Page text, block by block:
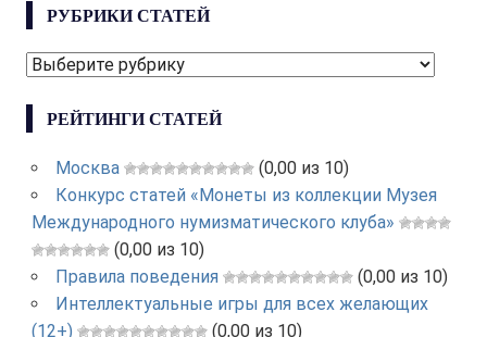
РУБРИКИ СТАТЕЙ
РУБРИКИ
РЕЙТИНГИ СТАТЕЙ
Москва
(0,00 из 10)
Конкурс статей «Монеты из коллекции Музея
Международного нумизматического клуба»
(0,00 из 10)
Правила поведения
(0,00 из 10)
Интеллектуальные игры для всех желающих
(12+)
(0,00 из 10)